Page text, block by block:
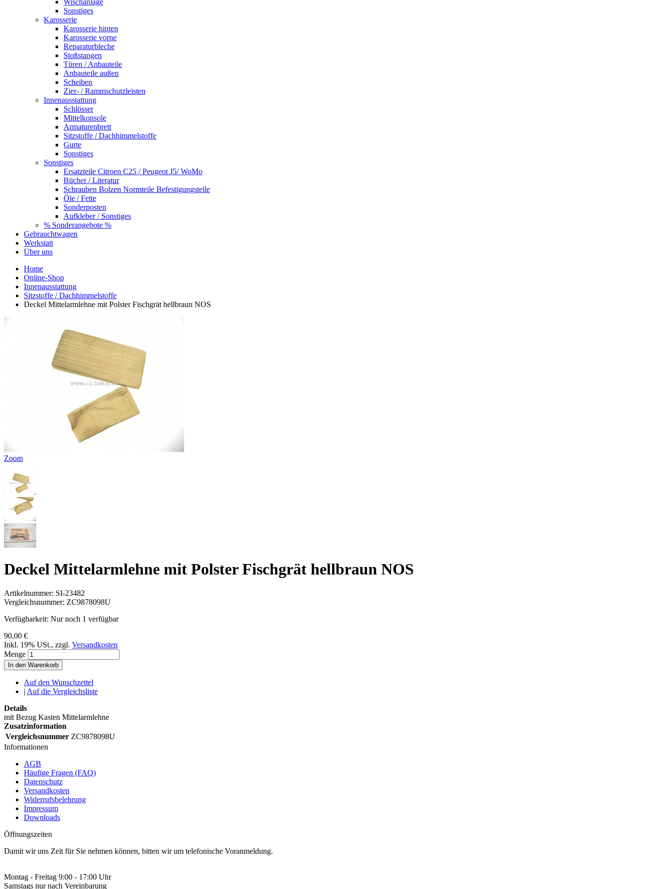
Sonstiges
Karosserie
Karosserie hinten
Karosserie vorne
Reparaturbleche
Stoßstangen
Türen / Anbauteile
Anbauteile außen
Scheiben
Zier- / Rammschutzleisten
Innenausstattung
Schlösser
Mittelkonsole
Armaturenbrett
Sitzstoffe / Dachhimmelstoffe
Gurte
Sonstiges
Sonstiges
Ersatzteile Citroen C25 / Peugeot J5/ WoMo
Bücher / Literatur
Schrauben Bolzen Normteile Befestigungsteile
Öle / Fette
Sonderposten
Aufkleber / Sonstiges
% Sonderangebote %
Gebrauchtwagen
Werkstatt
Über uns
Home
Online-Shop
Innenausstattung
Sitzstoffe / Dachhimmelstoffe
Deckel Mittelarmlehne mit Polster Fischgrät hellbraun NOS
Zoom
Deckel Mittelarmlehne mit Polster Fischgrät hellbraun NOS
Artikelnummer: SI-23482
Vergleichsnummer: ZC9878098U
Verfügbarkeit: Nur noch 1 verfügbar
90,00 €
Inkl. 19% USt., zzgl. Versandkosten
Menge
In den Warenkorb
Auf den Wunschzettel
| Auf die Vergleichsliste
Details
mit Bezug Kasten Mittelarmlehne
Zusatzinformation
Vergleichsnummer ZC9878098U
Informationen
AGB
Häufige Fragen (FAQ)
Datenschutz
Versandkosten
Widerrufsbelehrung
Impressum
Downloads
Öffnungszeiten
Damit wir uns Zeit für Sie nehmen können, bitten wir um telefonische Voranmeldung.
Montag - Freitag 9:00 - 17:00 Uhr
Samstags nur nach Vereinbarung